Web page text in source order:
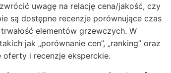
uwagę na relację cena/jakość, czy
są dostępne recenzje porównujące czas
elementów grzewczych. W
jak „porównanie cen”, „ranking” oraz
oferty i recenzje eksperckie.